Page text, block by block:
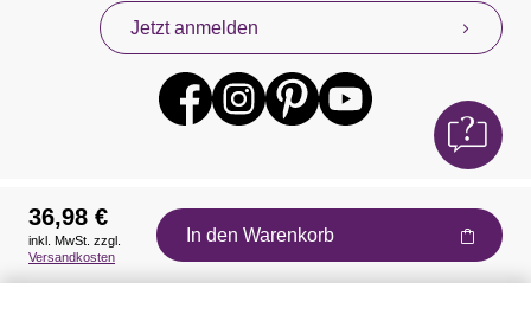
Jetzt anmelden
Auszeichnungen
36,98 €
inkl. MwSt. zzgl.
Versandkosten
In den Warenkorb